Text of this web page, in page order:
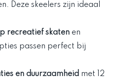
Deze skeelers zijn ideaal
recreatief skaten en
passen perfect bij
en duurzaamheid met 12